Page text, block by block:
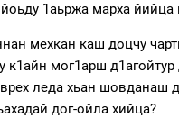
1аьржа марха йийца
мехкан каш доцчу
к1айн мог1арш д1агойтур
леда хьан шовданаш
дог-ойла хийца?